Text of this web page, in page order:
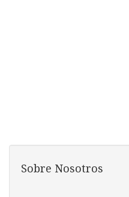
Sobre Nosotros